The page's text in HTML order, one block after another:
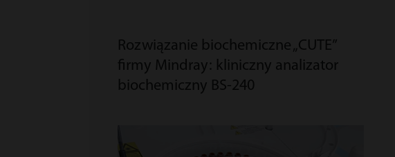
Rozwiązanie biochemiczne „CUTE”
firmy Mindray: kliniczny analizator
biochemiczny BS-240